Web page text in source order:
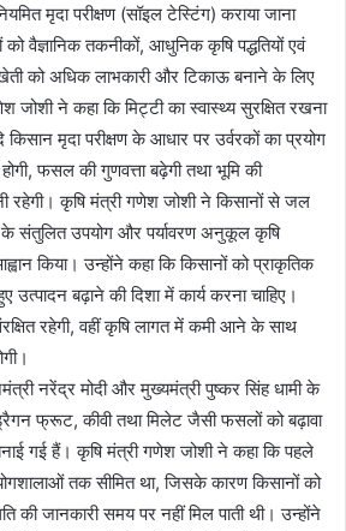
मृदा परीक्षण (सॉइल टेस्टिंग) कराया जाना
वैज्ञानिक तकनीकों, आधुनिक कृषि पद्धतियों एवं
को अधिक लाभकारी और टिकाऊ बनाने के लिए
जोशी ने कहा कि मिट्टी का स्वास्थ्य सुरक्षित रखना
मृदा परीक्षण के आधार पर उर्वरकों का प्रयोग
फसल की गुणवत्ता बढ़ेगी तथा भूमि की
रहेगी। कृषि मंत्री गणेश जोशी ने किसानों से जल
के संतुलित उपयोग और पर्यावरण अनुकूल कृषि
किया। उन्होंने कहा कि किसानों को प्राकृतिक
बढ़ाने की दिशा में कार्य करना चाहिए।
रहेगी, वहीं कृषि लागत में कमी आने के साथ
नरेंद्र मोदी और मुख्यमंत्री पुष्कर सिंह धामी के
फ्रूट, कीवी तथा मिलेट जैसी फसलों को बढ़ावा
गई हैं। कृषि मंत्री गणेश जोशी ने कहा कि पहले
तक सीमित था, जिसके कारण किसानों को
की जानकारी समय पर नहीं मिल पाती थी। उन्होंने